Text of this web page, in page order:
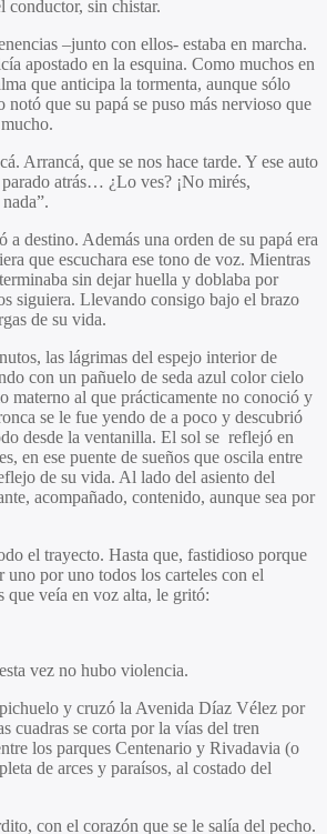
conductor, sin chistar.
–junto con ellos- estaba en marcha.
apostado en la esquina. Como muchos en
que anticipa la tormenta, aunque sólo
que su papá se puso más nervioso que
Arrancá, que se nos hace tarde. Y ese auto
atrás… ¿Lo ves? ¡No mirés,
destino. Además una orden de su papá era
que escuchara ese tono de voz. Mientras
sin dejar huella y doblaba por
siguiera. Llevando consigo bajo el brazo
de su vida.
las lágrimas del espejo interior de
con un pañuelo de seda azul color cielo
materno al que prácticamente no conoció y
se le fue yendo de a poco y descubrió
desde la ventanilla. El sol se reflejó en
en ese puente de sueños que oscila entre
de su vida. Al lado del asiento del
acompañado, contenido, aunque sea por
el trayecto. Hasta que, fastidioso porque
uno por uno todos los carteles con el
que veía en voz alta, le gritó:
vez no hubo violencia.
y cruzó la Avenida Díaz Vélez por
cuadras se corta por la vías del tren
los parques Centenario y Rivadavia (o
de arces y paraísos, al costado del
con el corazón que se le salía del pecho.